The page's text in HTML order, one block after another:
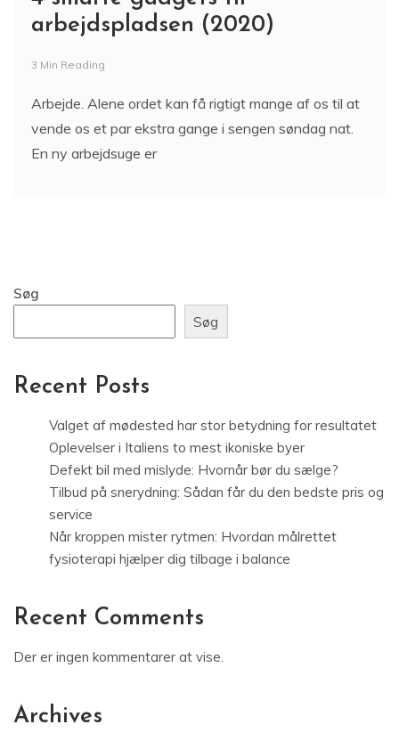
arbejdspladsen (2020)
3 Min Reading
Arbejde. Alene ordet kan få rigtigt mange af os til at
vende os et par ekstra gange i sengen søndag nat.
En ny arbejdsuge er
Søg
Søg
Recent Posts
Valget af mødested har stor betydning for resultatet
Oplevelser i Italiens to mest ikoniske byer
Defekt bil med mislyde: Hvornår bør du sælge?
Tilbud på snerydning: Sådan får du den bedste pris og
service
Når kroppen mister rytmen: Hvordan målrettet
fysioterapi hjælper dig tilbage i balance
Recent Comments
Der er ingen kommentarer at vise.
Archives